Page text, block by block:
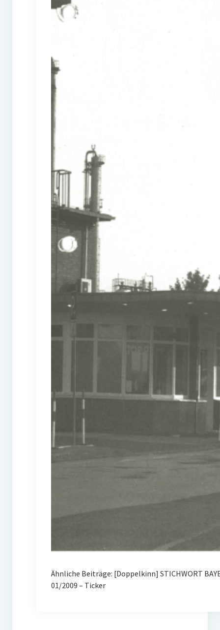
Ähnliche Beiträge: [Doppelkinn] STICHWORT
01/2009 – Ticker